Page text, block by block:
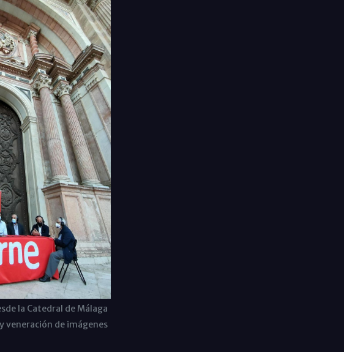
la Catedral de Málaga
veneración de imágenes